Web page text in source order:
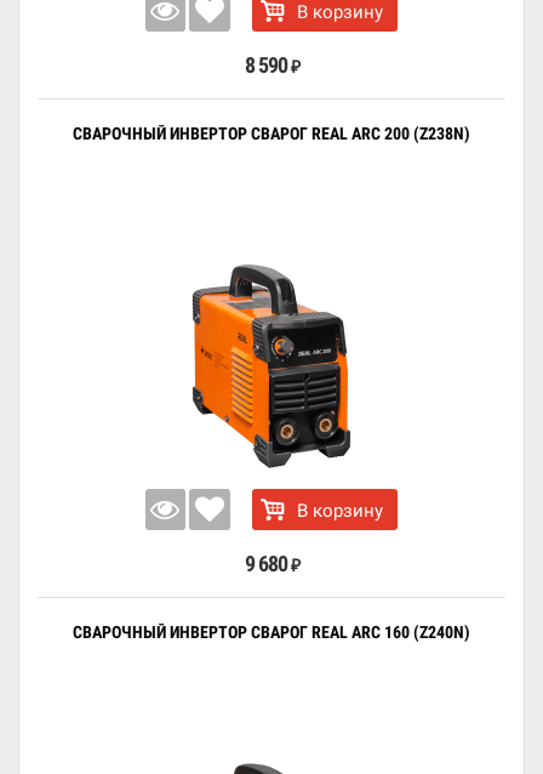
В корзину
8 590 ₽
СВАРОЧНЫЙ ИНВЕРТОР СВАРОГ REAL ARC 200 (Z238N)
В корзину
9 680 ₽
СВАРОЧНЫЙ ИНВЕРТОР СВАРОГ REAL ARC 160 (Z240N)